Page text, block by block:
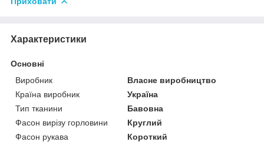
Характеристики
Основні
Виробник
Власне виробництво
Країна виробник
Україна
Тип тканини
Бавовна
Фасон вирізу горловини
Круглий
Фасон рукава
Короткий